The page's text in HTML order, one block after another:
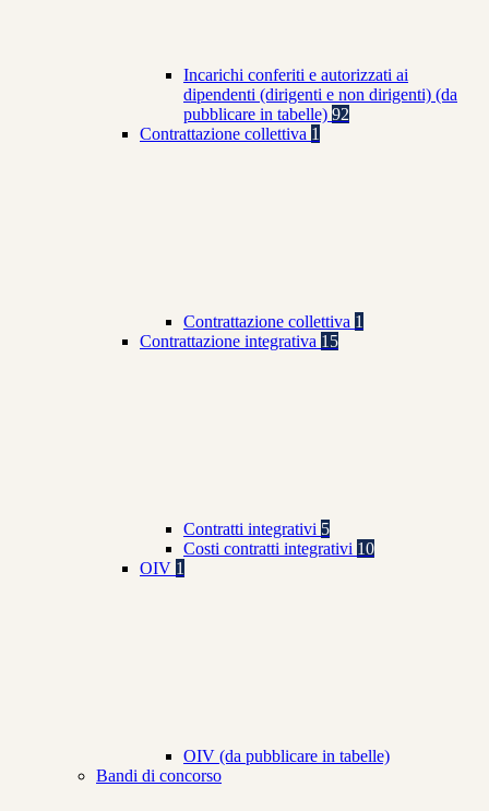
Incarichi conferiti e autorizzati ai
dipendenti (dirigenti e non dirigenti) (da
pubblicare in tabelle) 92
Contrattazione collettiva 1
Contrattazione collettiva 1
Contrattazione integrativa 15
Contratti integrativi 5
Costi contratti integrativi 10
OIV 1
OIV (da pubblicare in tabelle)
Bandi di concorso